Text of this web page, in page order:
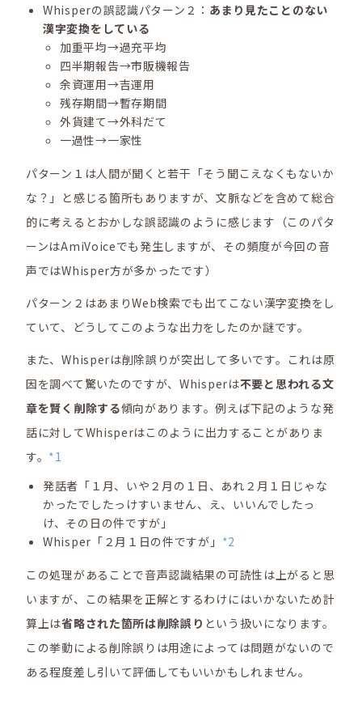
Whisperの誤認識パターン２： あまり見たことのない
漢字変換をしている
加重平均→過充平均
四半期報告→市販機報告
余資運用→吉運用
残存期間→暫存期間
外貨建て→外科だて
一過性→一家性
パターン１は人間が聞くと若干「そう聞こえなくもないか
な？」と感じる箇所もありますが、文脈などを含めて総合
的に考えるとおかしな誤認識のように感じます（このパタ
ーンはAmiVoiceでも発生しますが、その頻度が今回の音
声ではWhisper方が多かったです）
パターン２はあまりWeb検索でも出てこない漢字変換をし
ていて、どうしてこのような出力をしたのか謎です。
また、Whisperは削除誤りが突出して多いです。これは原
因を調べて驚いたのですが、Whisperは不要と思われる文
章を賢く削除する傾向があります。例えば下記のような発
話に対してWhisperはこのように出力することがありま
す。 *1
発話者「１月、いや２月の１日、あれ２月１日じゃな
かったでしたっけすいません、え、いいんでしたっ
け、その日の件ですが」
Whisper「２月１日の件ですが」 *2
この処理があることで音声認識結果の可読性は上がると思
いますが、この結果を正解とするわけにはいかないため計
算上は省略された箇所は削除誤り という扱いになります。
この挙動による削除誤りは用途によっては問題がないので
ある程度差し引いて評価してもいいかもしれません。